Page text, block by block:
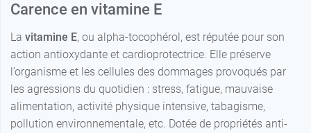
Carence en vitamine E
La vitamine E, ou alpha-tocophérol, est réputée pour son
action antioxydante et cardioprotectrice. Elle préserve
l’organisme et les cellules des dommages provoqués par
les agressions du quotidien : stress, fatigue, mauvaise
alimentation, activité physique intensive, tabagisme,
pollution environnementale, etc. Dotée de propriétés anti-